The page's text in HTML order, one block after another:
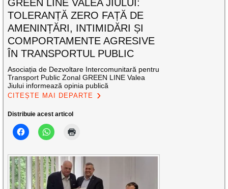
GREEN LINE VALEA JIULUI:
TOLERANȚĂ ZERO FAȚĂ DE
AMENINȚĂRI, INTIMIDĂRI ȘI
COMPORTAMENTE AGRESIVE
ÎN TRANSPORTUL PUBLIC
Asociația de Dezvoltare Intercomunitară pentru
Transport Public Zonal GREEN LINE Valea
Jiului informează opinia publică
CITEȘTE MAI DEPARTE
Distribuie acest articol